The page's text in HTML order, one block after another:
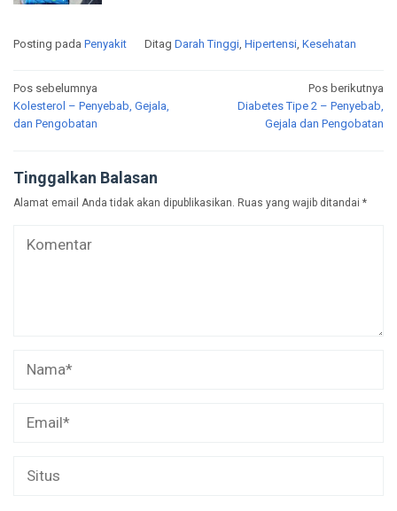
Posting pada Penyakit Ditag Darah Tinggi Hipertensi Kesehatan
Navigasi
pos
Pos sebelumnya
Kolesterol – Penyebab, Gejala,
dan Pengobatan
Pos berikutnya
Diabetes Tipe 2 – Penyebab,
Gejala dan Pengobatan
Tinggalkan Balasan
Alamat email Anda tidak akan dipublikasikan. Ruas yang wajib ditandai *